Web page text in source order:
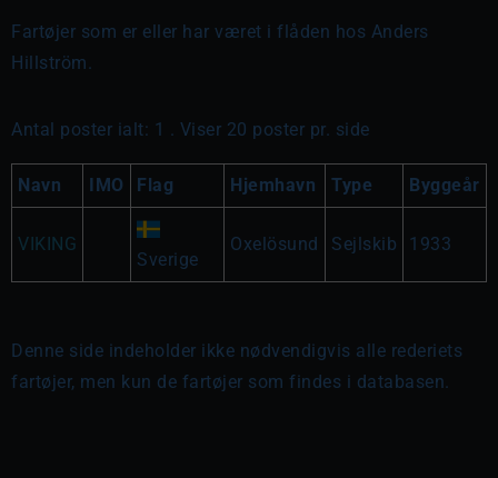
Fartøjer som er eller har været i flåden hos Anders
Hillström.
Antal poster ialt: 1 . Viser 20 poster pr. side
Navn IMO Flag Hjemhavn Type Byggeår
VIKING
Sverige
Oxelösund Sejlskib 1933
Denne side indeholder ikke nødvendigvis alle rederiets
fartøjer, men kun de fartøjer som findes i databasen.